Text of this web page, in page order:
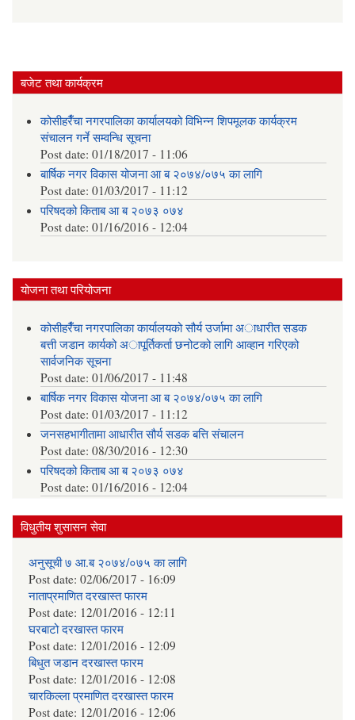
बजेट तथा कार्यक्रम
कोसीहरैँचा नगरपालिका कार्यालयको विभिन्न शिपमूलक कार्यक्रम
संचालन गर्ने सम्वन्धि सूचना
Post date:01/18/2017 - 11:06
बार्षिक नगर विकास योजना आ‍ ब २०७४/०७५ का लागि
Post date:01/03/2017 - 11:12
परिषदको किताब आ ब २०७३ ०७४
Post date:01/16/2016 - 12:04
योजना तथा परियोजना
कोसीहरैँचा नगरपालिका कार्यालयको सौर्य उर्जामा अाधारीत सडक
बत्ती जडान कार्यको अापूर्तिकर्ता छनोटको लागि आव्हान गरिएको
सार्वजनिक सूचना
Post date:01/06/2017 - 11:48
बार्षिक नगर विकास योजना आ‍ ब २०७४/०७५ का लागि
Post date:01/03/2017 - 11:12
जनसहभागीतामा आधारीत सौर्य सडक बत्ति संचालन
Post date:08/30/2016 - 12:30
परिषदको किताब आ ब २०७३ ०७४
Post date:01/16/2016 - 12:04
विधुतीय शुसासन सेवा
अनुसूची ७ आ.ब २०७४/०७५ का लागि
Post date: 02/06/2017 - 16:09
नाताप्रमाणित दरखास्त फारम
Post date: 12/01/2016 - 12:11
घरबाटो दरखास्त फारम
Post date: 12/01/2016 - 12:09
बिधुत जडान दरखास्त फारम
Post date: 12/01/2016 - 12:08
चारकिल्ला प्रमाणित दरखास्त फारम
Post date: 12/01/2016 - 12:06